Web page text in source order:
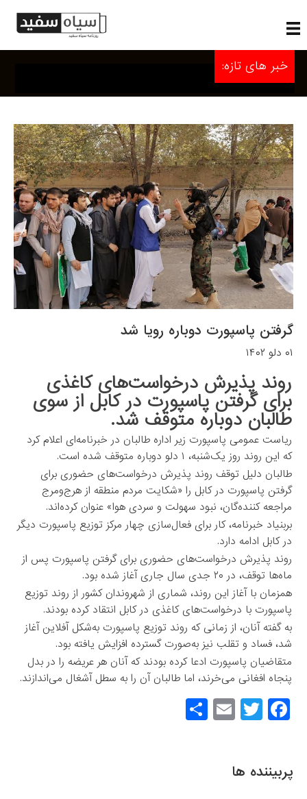
خبر های تازه:
پربیننده ها
گرفتن پاسپورت دوباره رویا شد
۰۱ دلو ۱۴۰۲
روند پذیرش درخواست‌های کاغذی
برای گرفتن پاسپورت در کابل از سوی
طالبان دوباره متوقف شد.
ریاست عمومی پاسپورت زیر اداره طالبان در خبرنامه‌ای اعلام کرد
که این روند روز یک‌شنبه، ۱ دلو دوباره متوقف شده است.
طالبان دلیل توقف روند پذیرش درخواست‌های حضوری برای
گرفتن پاسپورت در کابل را «شکایت مردم منطقه از هرج‌ومرج
مراجعه‌ کننده‌گان، نبود سهولت و سردی هوا» عنوان کرده‌اند.
بربنیاد خبرنامه، کار برای فعال‌سازی چهار مرکز توزیع پاسپورت دیگر
در کابل ادامه دارد.
روند پذیرش درخواست‌های حضوری برای گرفتن پاسپورت پس از
ماه‌ها توقف، در ۲۰ جدی سال جاری آغاز شده بود.
همزمان با آغاز این روند، شماری از شهروندان کشور از روند توزیع
پاسپورت با درخواست‌های کاغذی در کابل انتقاد کرده بودند.
به گفته آنان، از زمانی که روند توزیع پاسپورت به‌‌شکل آفلاین آغاز
شد، فساد و تقلب نیز به‌‌صورت گسترده افزایش یافته بود.
متقاضیان پاسپورت ادعا کرده بودند که آنان هر عریضه را در بدل
پنجاه افغانی می‌خرند، اما طالبان آن را به سطل آشغال می‌اندازند.
F
a
e
T
wi
er
E
m